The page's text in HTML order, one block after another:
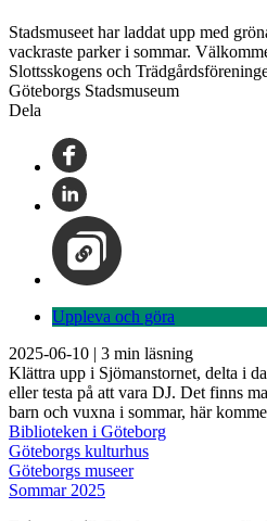
Stadsmuseet har laddat upp med
vackraste parker i sommar.
Slottsskogens och
Göteborgs Stadsmuseum
Dela
Uppleva och göra
2025-06-10 | 3 min läsning
Klättra upp i Sjömanstornet, delta i
eller testa på att vara DJ. Det finns
barn och vuxna i sommar, här
Biblioteken i Göteborg
Göteborgs kulturhus
Göteborgs museer
Sommar 2025